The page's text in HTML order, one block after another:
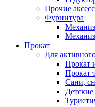
Прочие
Фурнитура
Прокат
Для
Прокат
Прокат
Сани,
Детские